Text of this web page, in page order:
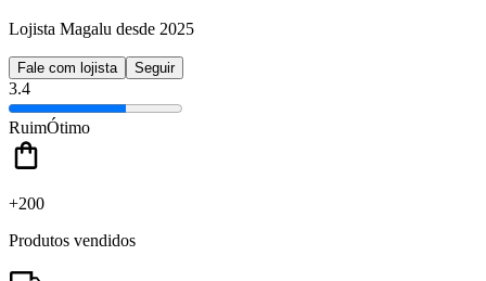
Lojista Magalu desde 2025
Fale com lojista Seguir
3.4
RuimÓtimo
+200
Produtos vendidos